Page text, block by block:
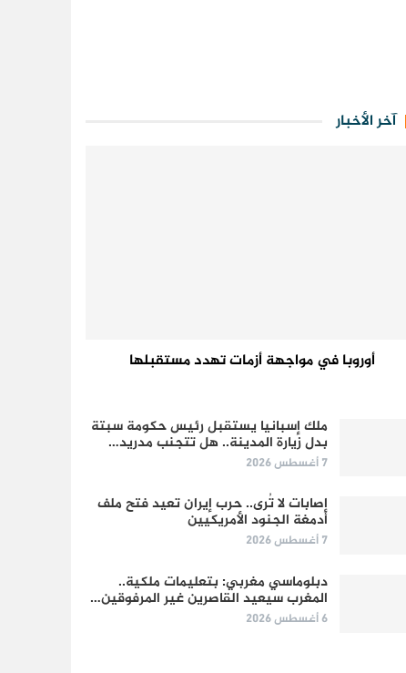
آخر الأخبار
أوروبا في مواجهة أزمات تهدد مستقبلها
ملك إسبانيا يستقبل رئيس حكومة سبتة
بدل زيارة المدينة.. هل تتجنب مدريد…
7 أغسطس 2026
إصابات لا تُرى.. حرب إيران تعيد فتح ملف
أدمغة الجنود الأمريكيين
7 أغسطس 2026
دبلوماسي مغربي: بتعليمات ملكية..
المغرب سيعيد القاصرين غير المرفوقين…
6 أغسطس 2026